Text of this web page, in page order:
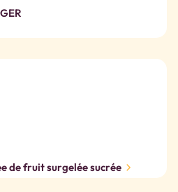
de fruit surgelée sucrée